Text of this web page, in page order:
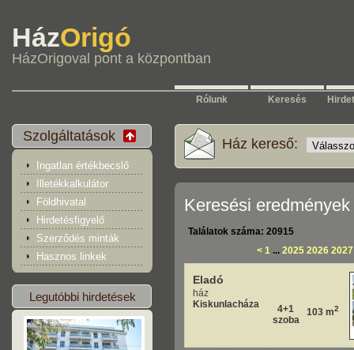
HázOrigó
HázOrigoval pont a központban
Rólunk Keresés
Szolgáltatások
Ingatlan értékbecslő
Illetékkalkulátor
Földhivatal
Hirdetésfigyelő
Szerződés minták
Hasznos linkek
Legutóbbi hirdetések
Ház kereső:
Keresési eredmények
Találatok száma: 20915
< 1 ... 2025 2026 2027
Eladó
ház
Kiskunlacháza
4+1
szoba
103 m2